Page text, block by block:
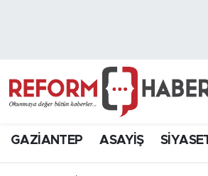
GAZİANTEP ASAYİŞ
Hava Durumu
Süper Lig Puan Durumu ve